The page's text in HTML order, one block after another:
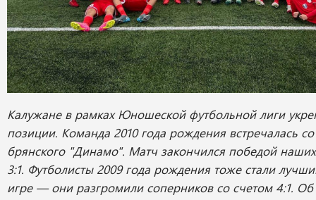
Калужане в рамках Юношеской футбольной лиги
позиции. Команда 2010 года рождения встречалась
брянского "Динамо". Матч закончился победой
3:1. Футболисты 2009 года рождения тоже стали
игре — они разгромили соперников со счетом 4:1.